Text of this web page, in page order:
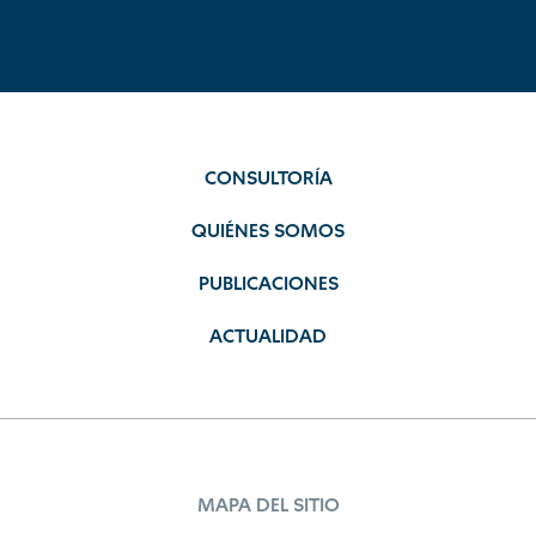
CONSULTORÍA
QUIÉNES SOMOS
PUBLICACIONES
ACTUALIDAD
MAPA DEL SITIO